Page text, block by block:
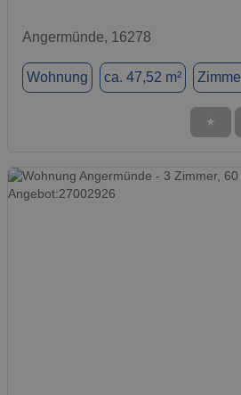
Angermünde, 16278
Wohnung ca. 47,52 m²
★